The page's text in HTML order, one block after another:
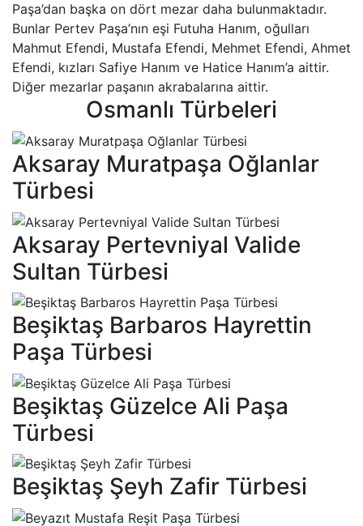
Paşa’dan başka on dört mezar daha bulunmaktadır.
Bunlar Pertev Paşa’nın eşi Futuha Hanım, oğulları
Mahmut Efendi, Mustafa Efendi, Mehmet Efendi, Ahmet
Efendi, kızları Safiye Hanım ve Hatice Hanım’a aittir.
Diğer mezarlar paşanın akrabalarına aittir.
Osmanlı Türbeleri
Aksaray Muratpaşa Oğlanlar
Türbesi
Aksaray Pertevniyal Valide
Sultan Türbesi
Beşiktaş Barbaros Hayrettin
Paşa Türbesi
Beşiktaş Güzelce Ali Paşa
Türbesi
Beşiktaş Şeyh Zafir Türbesi